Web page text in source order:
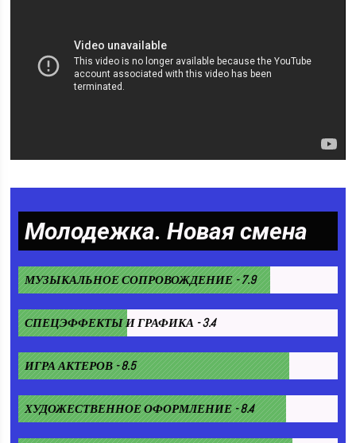
Молодежка. Новая смена
МУЗЫКАЛЬНОЕ СОПРОВОЖДЕНИЕ - 7.9
СПЕЦЭФФЕКТЫ И ГРАФИКА - 3.4
ИГРА АКТЕРОВ - 8.5
ХУДОЖЕСТВЕННОЕ ОФОРМЛЕНИЕ - 8.4